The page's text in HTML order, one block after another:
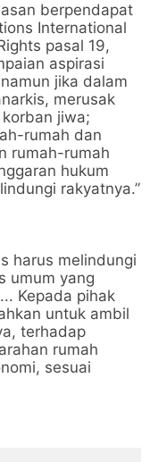
berpendapat
International
pasal 19,
aspirasi
jika dalam
merusak
jiwa;
rumah dan
rumah-rumah
hukum
rakyatnya.”
harus melindungi
umum yang
Kepada pihak
untuk ambil
terhadap
rumah
sesuai